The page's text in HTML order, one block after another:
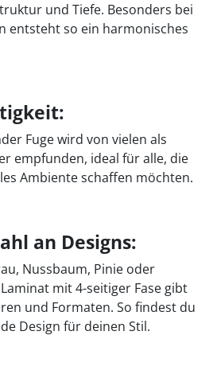
und Tiefe. Besonders bei
entsteht so ein harmonisches
Fuge wird von vielen als
empfunden, ideal für alle, die
Ambiente schaffen möchten.
an Designs:
Nussbaum, Pinie oder
mit 4-seitiger Fase gibt
und Formaten. So findest du
Design für deinen Stil.